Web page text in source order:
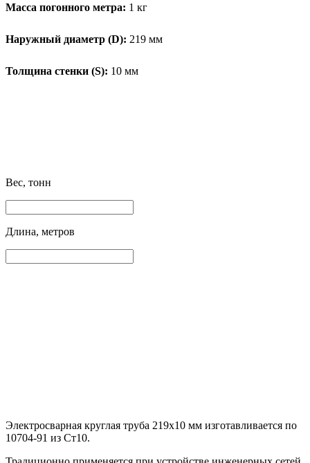
Масса погонного метра: 1 кг
Наружный диаметр (D): 219 мм
Толщина стенки (S): 10 мм
Вес, тонн
Длина, метров
Электросварная круглая труба 219х10 мм изготавливается по
10704-91 из Ст10.